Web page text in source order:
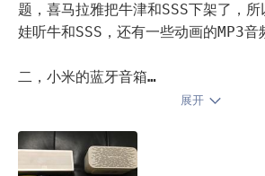
题，喜马拉雅把牛津和SSS下架了，
娃听牛和SSS，还有一些动画的MP3音
二，小米的蓝牙音箱
娃听什么听什么，比较灵活，可控
展开